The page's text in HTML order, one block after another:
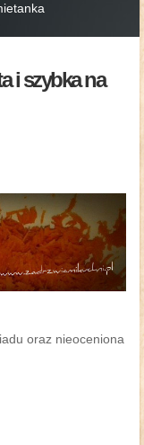
i szybka na
oraz nieoceniona